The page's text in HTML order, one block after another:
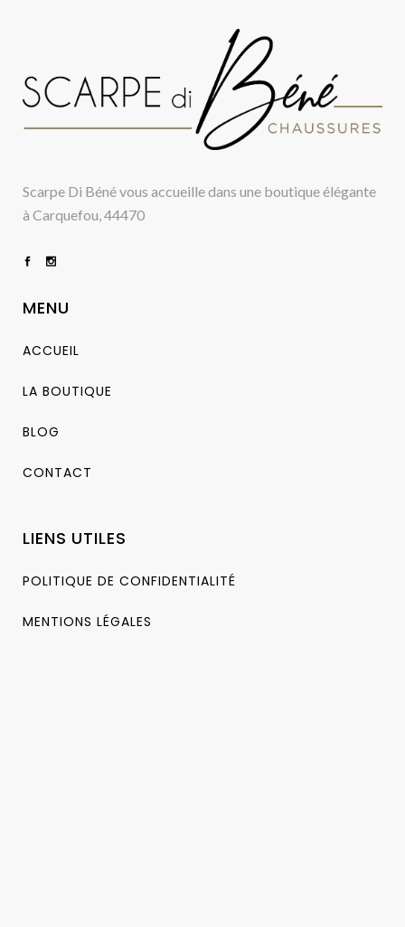
Scarpe Di Béné vous accueille dans une boutique élégante
à Carquefou, 44470
MENU
ACCUEIL
LA BOUTIQUE
BLOG
CONTACT
LIENS UTILES
POLITIQUE DE CONFIDENTIALITÉ
MENTIONS LÉGALES